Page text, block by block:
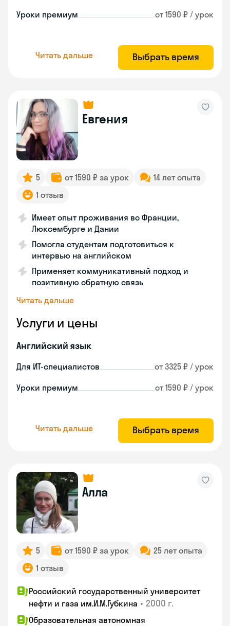
Уроки премиум от 1590 ₽ / урок
Читать дальше Выбрать время
Евгения
5 от 1590 ₽ за урок
14 лет опыта
1 отзыв
Имеет опыт проживания во Франции,
Люксембурге и Дании
Помогла студентам подготовиться к
интервью на английском
Применяет коммуникативный подход и
позитивную обратную связь
Читать дальше
Услуги и цены
Английский язык
Для ИТ-специалистов от 3325 ₽ / урок
Уроки премиум от 1590 ₽ / урок
Читать дальше Выбрать время
Алла
5 от 1590 ₽ за урок
25 лет опыта
1 отзыв
Российский государственный университет
нефти и газа им.И.М.Губкина • 2000 г.
Образовательная автономная